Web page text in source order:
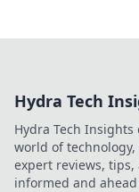
Hydra Tech
Hydra Tech
world of
expert reviews,
informed and